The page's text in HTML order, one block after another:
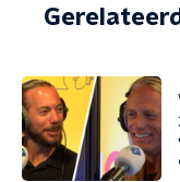
Gerelateerd